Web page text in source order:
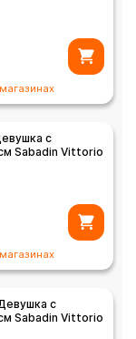
с
Sabadin Vittorio
с
Sabadin Vittorio